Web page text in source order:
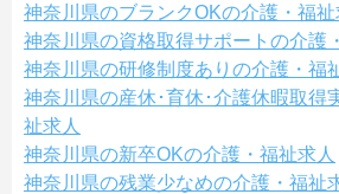
神奈川県のブランクOKの介護・福祉
神奈川県の資格取得サポートの介護
神奈川県の研修制度ありの介護・福
神奈川県の産休･育休･介護休暇取得
祉求人
神奈川県の新卒OKの介護・福祉求人
神奈川県の残業少なめの介護・福祉